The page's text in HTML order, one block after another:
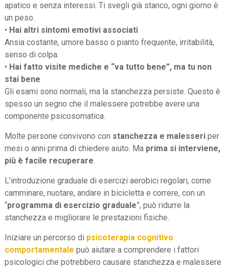
apatico e senza interessi. Ti svegli già stanco, ogni giorno è
un peso.
• Hai altri sintomi emotivi associati
Ansia costante, umore basso o pianto frequente, irritabilità,
senso di colpa.
• Hai fatto visite mediche e “va tutto bene”, ma tu non
stai bene
Gli esami sono normali, ma la stanchezza persiste. Questo è
spesso un segno che il malessere potrebbe avere una
componente psicosomatica.
Molte persone convivono con stanchezza e malesseriper
mesi o anni prima di chiedere aiuto. Ma prima si interviene,
più è facile recuperare.
L’introduzione graduale di esercizi aerobici regolari, come
camminare, nuotare, andare in bicicletta e correre, con un
“programma di esercizio graduale”, può ridurre la
stanchezza e migliorare le prestazioni fisiche.
Iniziare un percorso di psicoterapia cognitivo
comportamentale può aiutare a comprendere i fattori
psicologici che potrebbero causare stanchezza e malessere